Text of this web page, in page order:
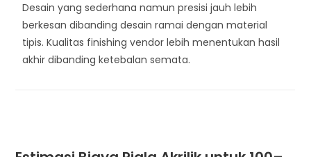
Desain yang sederhana namun presisi jauh lebih
berkesan dibanding desain ramai dengan material
tipis. Kualitas finishing vendor lebih menentukan hasil
akhir dibanding ketebalan semata.